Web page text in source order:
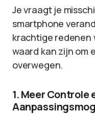
Je vraagt je
smartphone
krachtige redenen
waard kan zijn om
overwegen.
1. Meer Controle